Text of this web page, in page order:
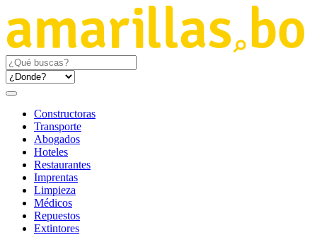
Constructoras
Transporte
Abogados
Hoteles
Restaurantes
Imprentas
Limpieza
Médicos
Repuestos
Extintores